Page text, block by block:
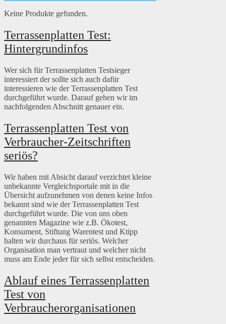
Keine Produkte gefunden.
Terrassenplatten Test:
Hintergrundinfos
Wer sich für Terrassenplatten Testsieger
interessiert der sollte sich auch dafür
interessieren wie der Terrassenplatten Test
durchgeführt wurde. Darauf gehen wir im
nachfolgenden Abschnitt genauer ein.
Terrassenplatten Test von
Verbraucher-Zeitschriften
seriös?
Wir haben mit Absicht darauf verzichtet kleine
unbekannte Vergleichsportale mit in die
Übersicht aufzunehmen von denen keine Infos
bekannt sind wie der Terrassenplatten Test
durchgeführt wurde. Die von uns oben
genannten Magazine wie z.B. Ökotest,
Konsument, Stiftung Warentest und Ktipp
halten wir durchaus für seriös. Welcher
Organisation man vertraut und welcher nicht
muss am Ende jeder für sich selbst entscheiden.
Ablauf eines Terrassenplatten
Test von
Verbraucherorganisationen